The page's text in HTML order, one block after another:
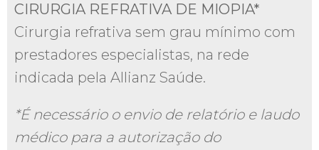
CIRURGIA REFRATIVA DE MIOPIA*
Cirurgia refrativa sem grau mínimo com
prestadores especialistas, na rede
indicada pela Allianz Saúde.
*É necessário o envio de relatório e laudo
médico para a autorização do